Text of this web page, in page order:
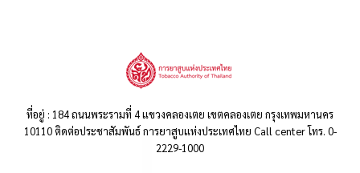
ที่อยู่ : 184 ถนนพระรามที่ 4 แขวงคลองเตย เขตคลองเตย กรุงเทพมหานคร
10110 ติดต่อประชาสัมพันธ์ การยาสูบแห่งประเทศไทย Call center โทร. 0-
2229-1000